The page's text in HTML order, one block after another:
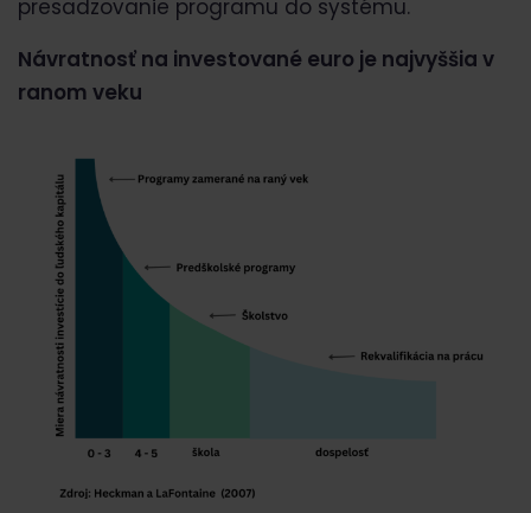
presadzovanie programu do systému.
Návratnosť na investované euro je najvyššia v
ranom veku